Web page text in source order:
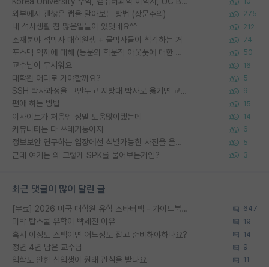
외부에서 괜찮은 랩을 알아보는 방법 (장문주의) 275
내 석사생활 참 많은일들이 있엇네요^^ 212
소재분야 석박사 대학원생 + 물박사들이 착각하는 거 74
포스텍 억까에 대해 (동문의 학문적 아웃풋에 대한 반박) 50
교수님이 무서워요 16
대학원 어디로 가야할까요? 5
SSH 박사과정을 그만두고 지방대 박사로 옮기면 교수의 꿈은 끝일까요? 9
편애 하는 방법 15
이사이트가 처음엔 정말 도움많이됐는데 14
커뮤니티는 다 쓰레기통이지 6
정보보안 연구하는 입장에선 식별가능한 사진을 올리는건 비추이긴함 5
근데 여기는 왜 그렇게 SPK를 물어보는거임? 3
최근 댓글이 많이 달린 글
[무료] 2026 미국 대학원 유학 스타터팩 - 가이드북 & 합격자 컨택메일 템플릿 647
미박 탑스쿨 유학이 빡세진 이유 19
혹시 이정도 스펙이면 어느정도 잡고 준비해야하나요? 14
정년 4년 남은 교수님 9
입학도 안한 신입생이 원래 관심을 받나요 11